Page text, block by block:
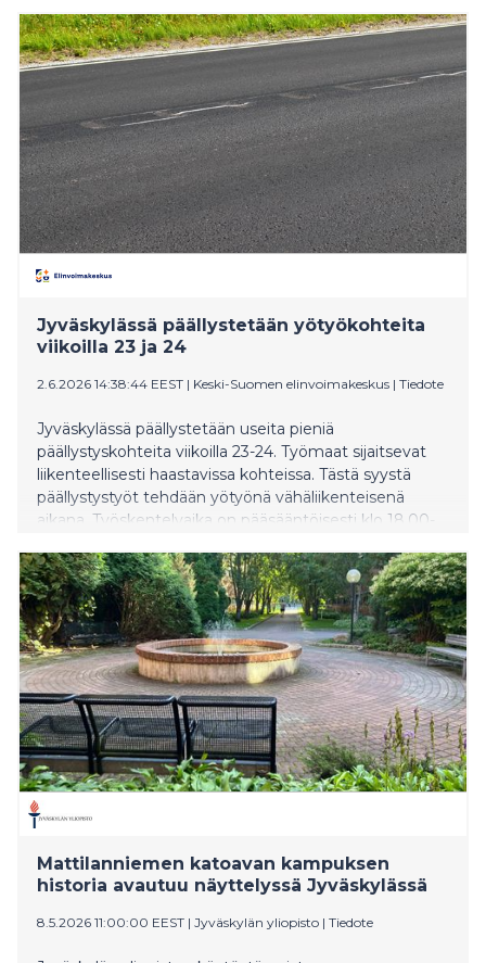
Jyväskylässä päällystetään yötyökohteita
viikoilla 23 ja 24
2.6.2026 14:38:44 EEST | Keski-Suomen elinvoimakeskus | Tiedote
Jyväskylässä päällystetään useita pieniä
päällystyskohteita viikoilla 23-24. Työmaat sijaitsevat
liikenteellisesti haastavissa kohteissa. Tästä syystä
päällystystyöt tehdään yötyönä vähäliikenteisenä
aikana. Työskentelyaika on pääsääntöisesti klo 18.00-
Mattilanniemen katoavan kampuksen
historia avautuu näyttelyssä Jyväskylässä
8.5.2026 11:00:00 EEST | Jyväskylän yliopisto | Tiedote